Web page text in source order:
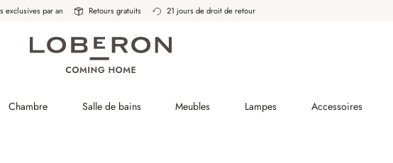
exclusives par an Retours gratuits 21 jours de droit de retour
Chambre Salle de bains Meubles Lampes Accessoires